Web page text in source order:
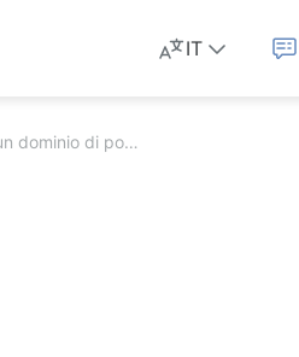
IT
Cos'è un dominio di posta temporaneo? Posso cambiarlo?